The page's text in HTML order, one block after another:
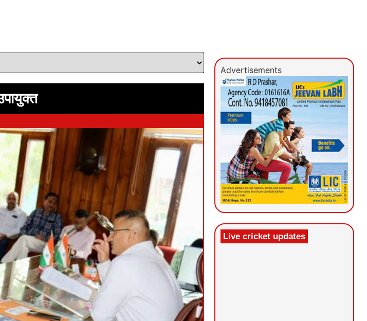
Advertisements
Live cricket updates